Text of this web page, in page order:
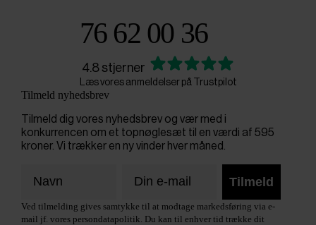
76 62 00 36
4.8 stjerner
Læs vores anmeldelser på Trustpilot
Tilmeld nyhedsbrev
Tilmeld dig vores nyhedsbrev og vær med i
konkurrencen om et topnøglesæt til en værdi af 595
kroner. Vi trækker en ny vinder hver måned.
Tilmeld
Ved tilmelding gives samtykke til at modtage markedsføring via e-
mail jf. vores persondatapolitik. Du kan til enhver tid trække dit